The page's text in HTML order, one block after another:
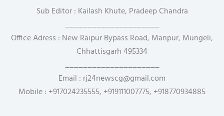
Sub Editor : Kailash Khute, Pradeep Chandra
_____________________
Office Adress : New Raipur Bypass Road, Manpur, Mungeli,
Chhattisgarh 495334
_____________________
Email : rj24newscg@gmail.com
Mobile : +917024235555, +919111007775, +918770934885